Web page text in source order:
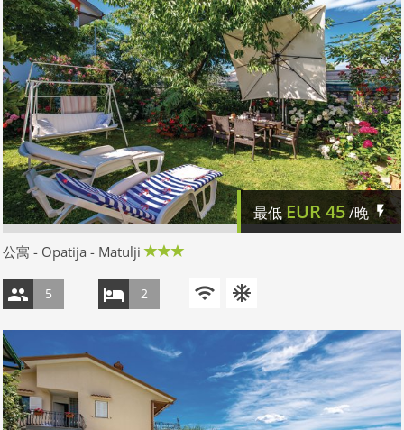
最低 EUR45/晚
公寓 - Opatija - Matulji
5 2